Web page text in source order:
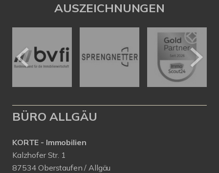
AUSZEICHNUNGEN
BÜRO ALLGÄU
KORTE - Immobilien
Kalzhofer Str. 1
87534 Oberstaufen / Allgäu